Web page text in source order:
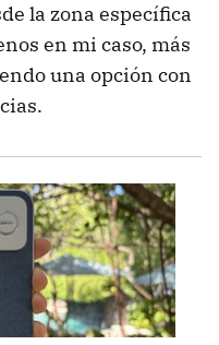
la zona específica
en mi caso, más
una opción con